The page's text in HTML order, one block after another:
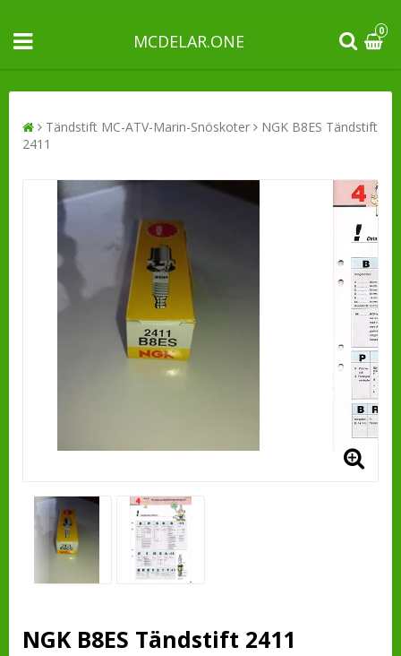
MCDELAR.ONE
0
Tändstift MC-ATV-Marin-Snöskoter
NGK B8ES Tändstift
2411
NGK B8ES Tändstift 2411